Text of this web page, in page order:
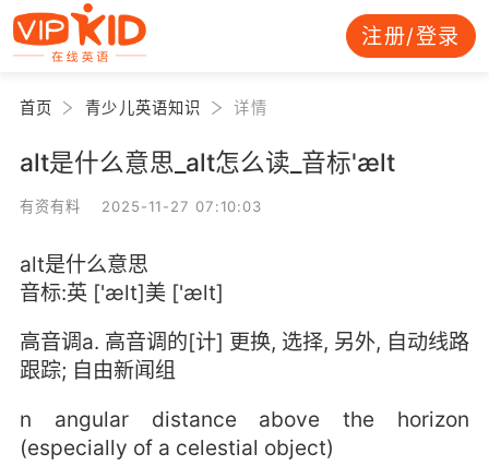
注册/登录
首页 青少儿英语知识 详情
alt是什么意思_alt怎么读_音标'ælt
有资有料 2025-11-27 07:10:03
alt是什么意思
音标:英 ['ælt]美 ['ælt]
高音调a. 高音调的[计] 更换, 选择, 另外, 自动线路
跟踪; 自由新闻组
n angular distance above the horizon
(especially of a celestial object)